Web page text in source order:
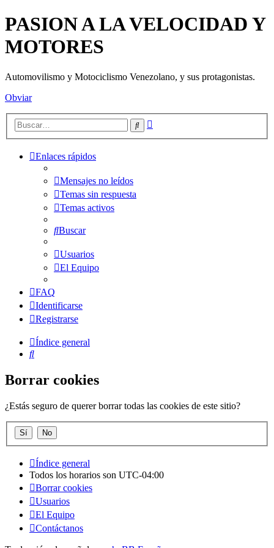
PASION A LA VELOCIDAD Y
MOTORES
Automovilismo y Motociclismo Venezolano, y sus protagonistas.
Obviar
Buscar
Enlaces rápidos
Mensajes no leídos
Temas sin respuesta
Temas activos
Buscar
Usuarios
El Equipo
FAQ
Identificarse
Registrarse
Índice general
Buscar
Borrar cookies
¿Estás seguro de querer borrar todas las cookies de este sitio?
Índice general
Todos los horarios son UTC-04:00
Borrar cookies
Usuarios
El Equipo
Contáctanos